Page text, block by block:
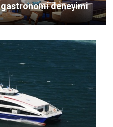
gastronomi deneyimi